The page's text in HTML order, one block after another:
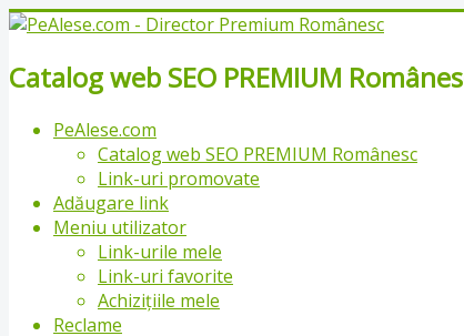
Catalog web SEO PREMIUM
PeAlese.com
Catalog web SEO PREMIUM Românesc
Link-uri promovate
Adăugare link
Meniu utilizator
Link-urile mele
Link-uri favorite
Achizițiile mele
Reclame